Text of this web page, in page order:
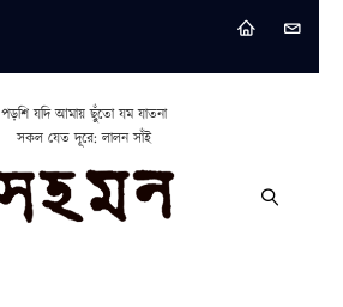
পড়শি যদি আমায় ছুঁতো যম যাতনা
সকল যেত দূরে: লালন সাঁই